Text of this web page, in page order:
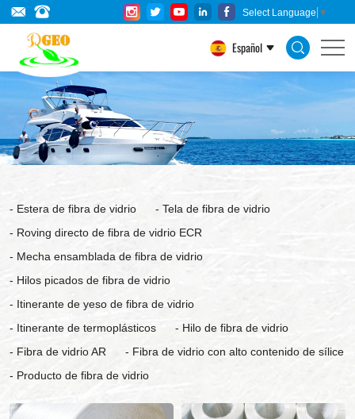
Select Language ▼
Español
Products
Estera de fibra de vidrio
Tela de fibra de vidrio
Roving directo de fibra de vidrio ECR
Mecha ensamblada de fibra de vidrio
Hilos picados de fibra de vidrio
Itinerante de yeso de fibra de vidrio
Itinerante de termoplásticos
Hilo de fibra de vidrio
Fibra de vidrio AR
Fibra de vidrio con alto contenido de sílice
Producto de fibra de vidrio